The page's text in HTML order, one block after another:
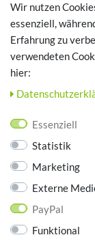
TOP
Hausschuhe -
Datenschutz
AGB
Impressum
ZAHLUNGSARTEN
Wir nutzen
essenziell,
Erfahrung zu
verwendeten
hier:
Essenziell
Statistik
Marketing
Externe
PayPal
Funktional